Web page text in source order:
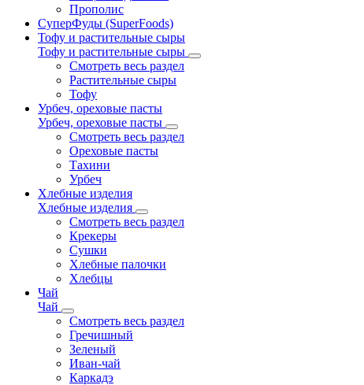
Прополис
СуперФуды (SuperFoods)
Тофу и растительные сыры
Тофу и растительные сыры
Смотреть весь раздел
Растительные сыры
Тофу
Урбеч, ореховые пасты
Урбеч, ореховые пасты
Смотреть весь раздел
Ореховые пасты
Тахини
Урбеч
Хлебные изделия
Хлебные изделия
Смотреть весь раздел
Крекеры
Сушки
Хлебные палочки
Хлебцы
Чай
Чай
Смотреть весь раздел
Гречишный
Зеленый
Иван-чай
Каркадэ